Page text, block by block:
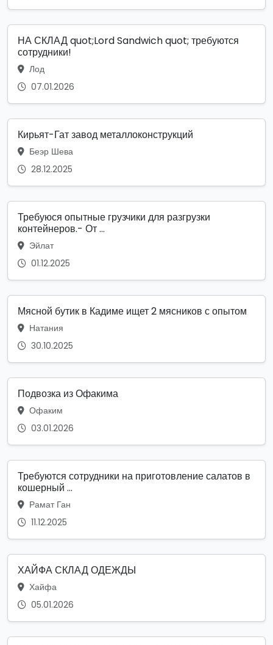
НА СКЛАД quot;Lord Sandwich quot; требуются
сотрудники!
Лод
07.01.2026
Кирьят-Гат завод металлоконструкций
Беэр Шева
28.12.2025
Требуюся опытные грузчики для разгрузки
контейнеров.- От ...
Эйлат
01.12.2025
Мясной бутик в Кадиме ищет 2 мясников с опытом
Натания
30.10.2025
Подвозка из Офакима
Офаким
03.01.2026
Требуются сотрудники на приготовление салатов в
кошерный ...
Рамат Ган
11.12.2025
ХАЙФА СКЛАД ОДЕЖДЫ
Хайфа
05.01.2026